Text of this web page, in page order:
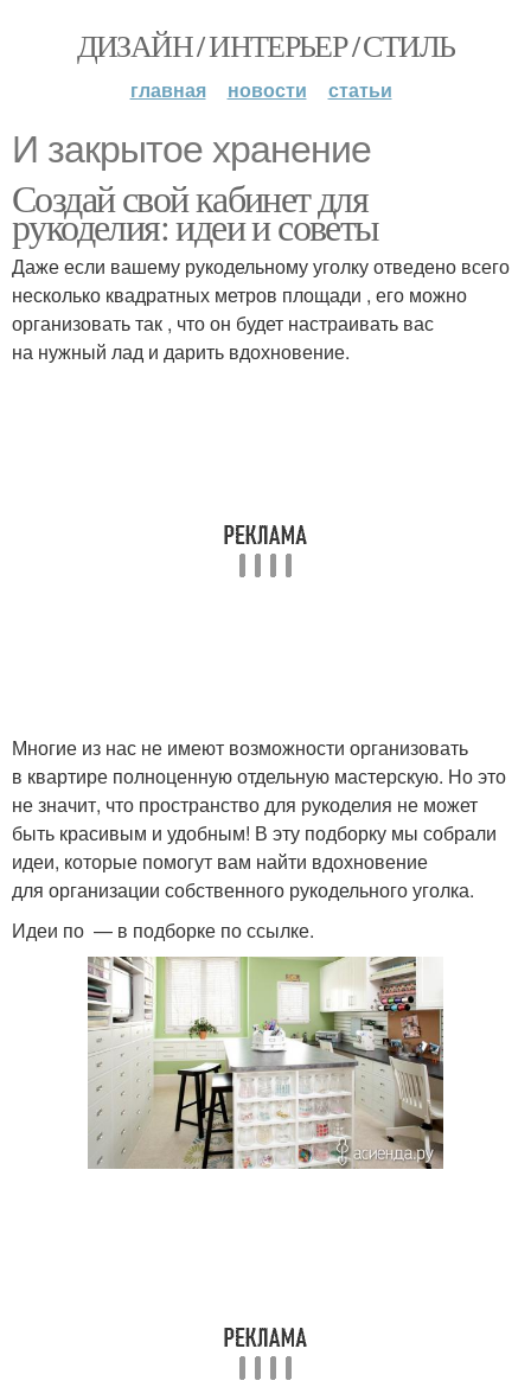
ДИЗАЙН / ИНТЕРЬЕР / СТИЛЬ
главная новости статьи
И закрытое хранение
Создай свой кабинет для
рукоделия: идеи и советы
Даже если вашему рукодельному уголку отведено всего
несколько квадратных метров площади , его можно
организовать так , что он будет настраивать вас
на нужный лад и дарить вдохновение.
Многие из нас не имеют возможности организовать
в квартире полноценную отдельную мастерскую. Но это
не значит, что пространство для рукоделия не может
быть красивым и удобным! В эту подборку мы собрали
идеи, которые помогут вам найти вдохновение
для организации собственного рукодельного уголка.
Идеи по — в подборке по ссылке.